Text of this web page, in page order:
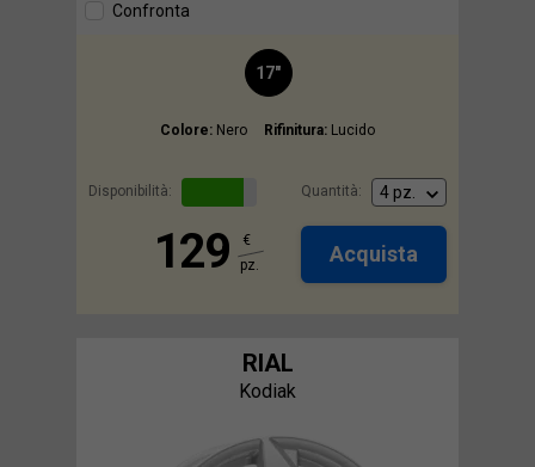
Confronta
17"
Colore: Nero Rifinitura: Lucido
Disponibilità: Quantità:
129
€
pz.
Acquista
RIAL
Kodiak